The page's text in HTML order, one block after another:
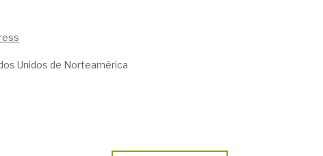
Unidos de Norteamérica